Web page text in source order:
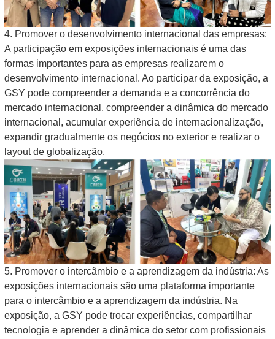
4. Promover o desenvolvimento internacional das empresas:
A participação em exposições internacionais é uma das
formas importantes para as empresas realizarem o
desenvolvimento internacional. Ao participar da exposição, a
GSY pode compreender a demanda e a concorrência do
mercado internacional, compreender a dinâmica do mercado
internacional, acumular experiência de internacionalização,
expandir gradualmente os negócios no exterior e realizar o
layout de globalização.
5. Promover o intercâmbio e a aprendizagem da indústria: As
exposições internacionais são uma plataforma importante
para o intercâmbio e a aprendizagem da indústria. Na
exposição, a GSY pode trocar experiências, compartilhar
tecnologia e aprender a dinâmica do setor com profissionais